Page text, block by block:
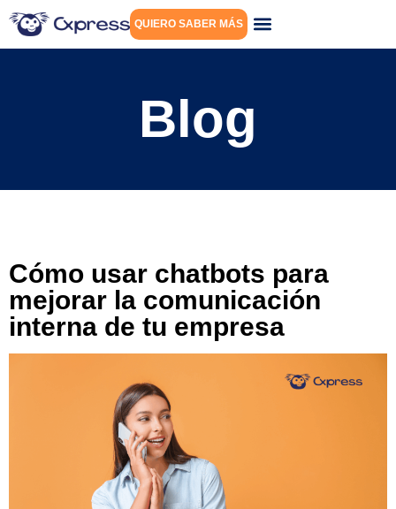
QUIERO SABER MÁS
Blog
Cómo usar chatbots para
mejorar la comunicación
interna de tu empresa